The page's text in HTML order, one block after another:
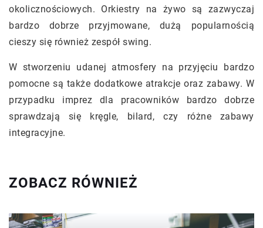
okolicznościowych. Orkiestry na żywo są zazwyczaj
bardzo dobrze przyjmowane, dużą popularnością
cieszy się również zespół swing.
W stworzeniu udanej atmosfery na przyjęciu bardzo
pomocne są także dodatkowe atrakcje oraz zabawy. W
przypadku imprez dla pracowników bardzo dobrze
sprawdzają się kręgle, bilard, czy różne zabawy
integracyjne.
ZOBACZ RÓWNIEŻ